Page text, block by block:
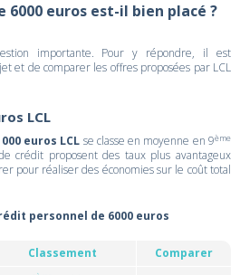
6000 euros est-il bien placé ?
importante. Pour y répondre, il est
et de comparer les offres proposées par LCL
LCL
euros LCL se classe en moyenne en 9ème
crédit proposent des taux plus avantageux
pour réaliser des économies sur le coût total
personnel de 6000 euros
Classement Comparer